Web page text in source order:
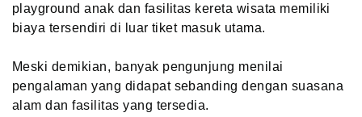
playground anak dan fasilitas kereta wisata memiliki
biaya tersendiri di luar tiket masuk utama.
Meski demikian, banyak pengunjung menilai
pengalaman yang didapat sebanding dengan suasana
alam dan fasilitas yang tersedia.